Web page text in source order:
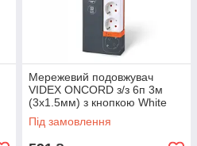
Мережевий подовжувач
VIDEX ONCORD з/з 6п 3м
(3x1.5мм) з кнопкою White
Під замовлення